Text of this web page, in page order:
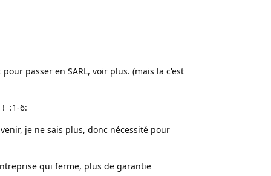
passer en SARL, voir plus. (mais la c'est
! :1-6:
je ne sais plus, donc nécessité pour
qui ferme, plus de garantie